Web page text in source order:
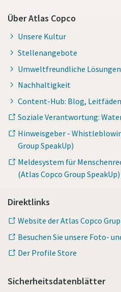
Über Atlas Copco
Unsere Kultur
Stellenangebote
Umweltfreundliche Lösungen
Nachhaltigkeit
Content-Hub: Blog,
Soziale Verantwortung:
Hinweisgeber -
Group SpeakUp)
Meldesystem für
(Atlas Copco Group SpeakUp)
Direktlinks
Website der Atlas Copco
Besuchen Sie unsere Foto-
Der Profile Store
Sicherheitsdatenblätter